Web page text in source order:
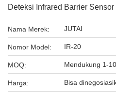
Deteksi Infrared Barrier Sensor
Nama Merek: JUTAI
Nomor Model: IR-20
MOQ: Mendukung 1-
Harga: Bisa